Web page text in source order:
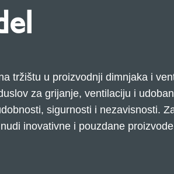
tržištu u proizvodnji dimnjaka i
za grijanje, ventilaciju i
sigurnosti i nezavisnosti.
inovativne i pouzdane